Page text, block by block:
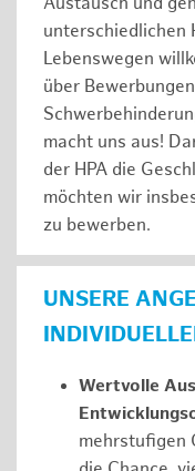
unterschiedlichen
Lebenswegen
über
macht uns aus!
der HPA die
möchten wir
zu bewerben.
UNSERE
Wertvolle
mehrstufigen